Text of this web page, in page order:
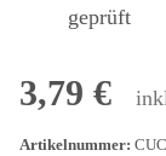
geprüft
3,79 €
Artikelnummer: